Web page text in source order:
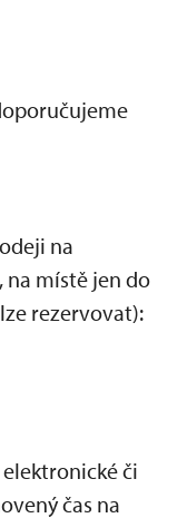
na
na místě jen do
rezervovat):
či
čas na